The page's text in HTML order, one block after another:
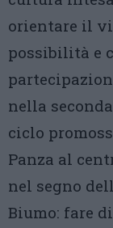
orientare il
possibilità e
nella
ciclo
Panza al
nel segno
Biumo: fare